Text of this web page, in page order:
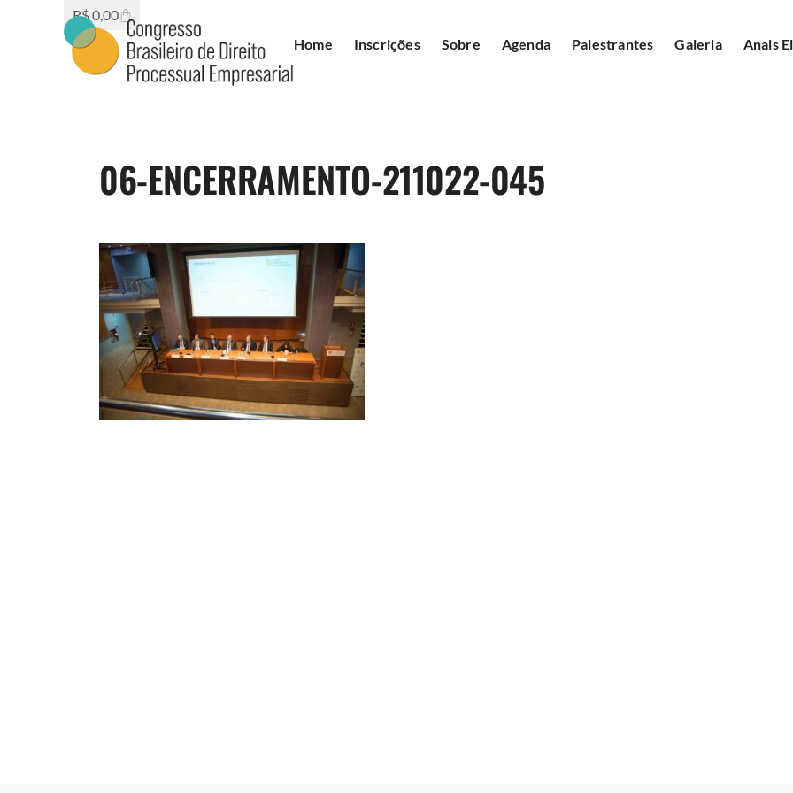
R$0,00
Home
Inscrições Sobre Agenda Palestrantes Galeria Anais
06-ENCERRAMENTO-211022-045